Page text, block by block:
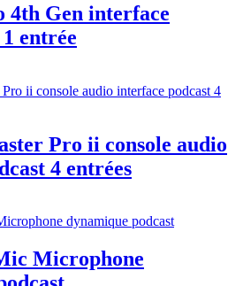
4th Gen interface
entrée
Pro ii console audio
4 entrées
Microphone